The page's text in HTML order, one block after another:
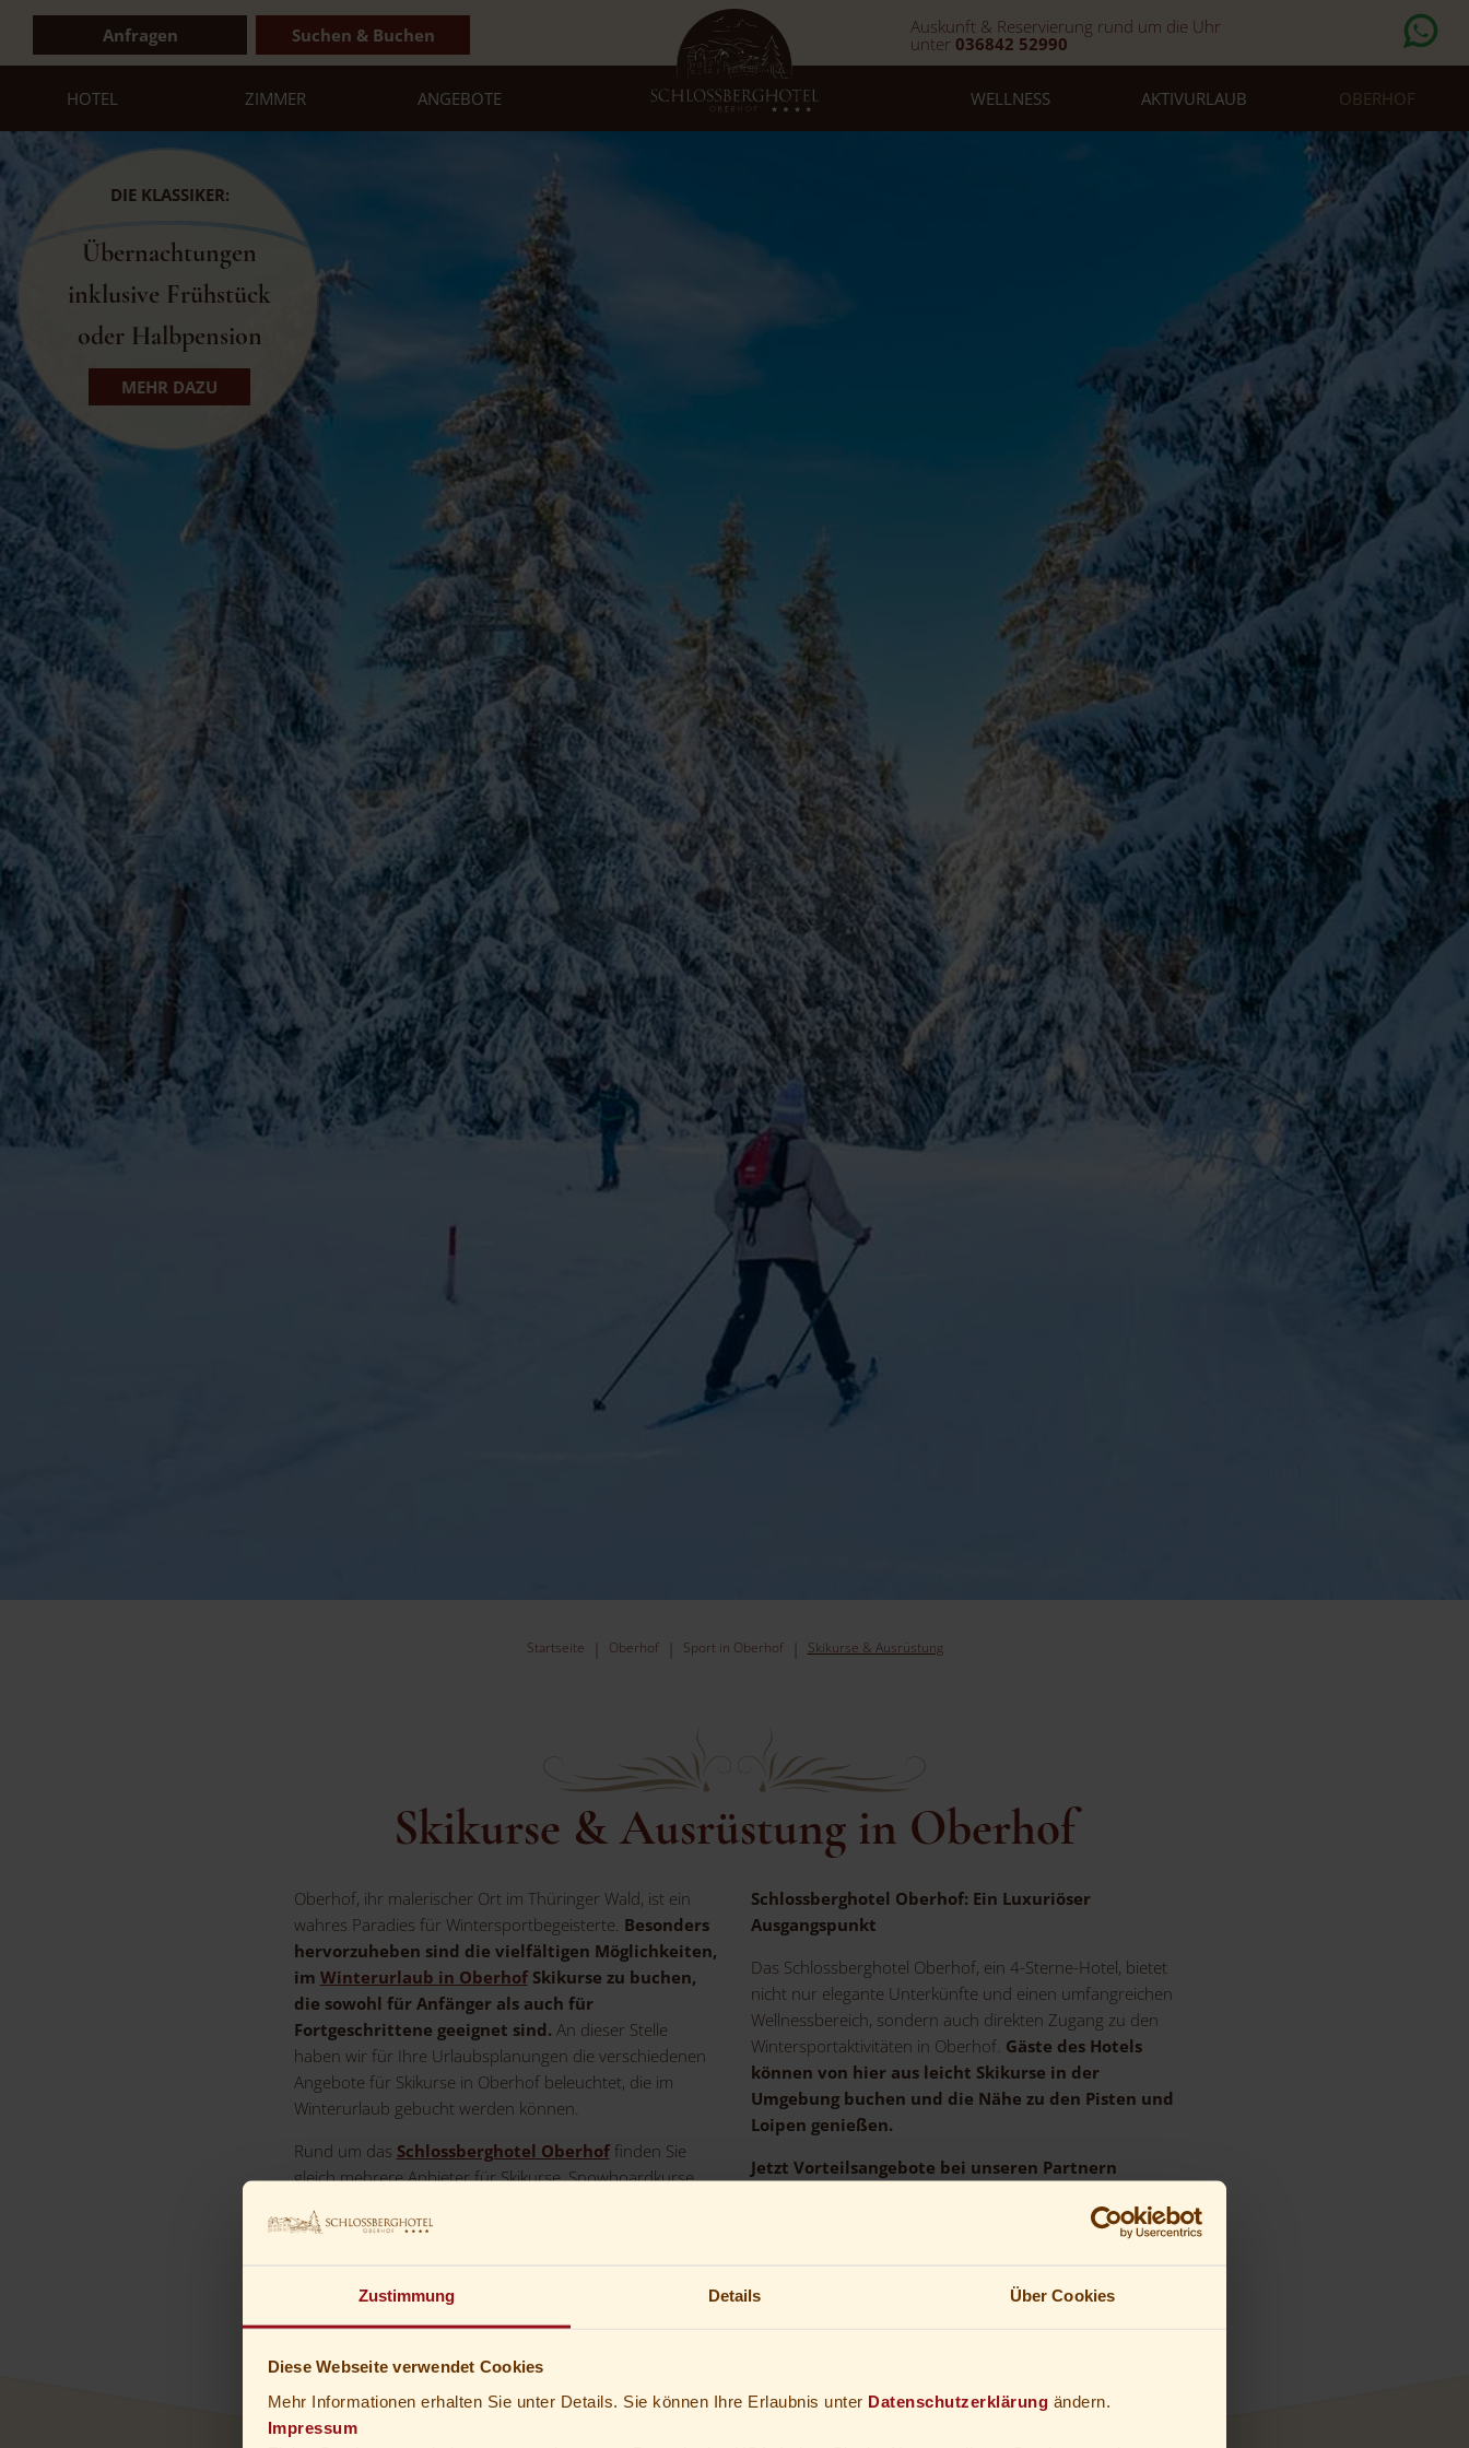
Zustimmung Details Über Cookies
Diese Webseite verwendet Cookies
Mehr Informationen erhalten Sie unter Details. Sie können Ihre Erlaubnis unter Datenschutzerklärung ändern.
Impressum
Anfragen Suchen & Buchen
Auskunft & Reservierung rund um die Uhr
unter 036842 52990
HOTEL ZIMMER ANGEBOTE WELLNESS AKTIVURLAUB OBERHOF
DIE KLASSIKER:
Übernachtungen
inklusive Frühstück
oder Halbpension
MEHR DAZU
Startseite Oberhof Sport in Oberhof Skikurse & Ausrüstung
Skikurse & Ausrüstung in Oberhof
Oberhof, ihr malerischer Ort im Thüringer Wald, ist ein
wahres Paradies für Wintersportbegeisterte. Besonders
hervorzuheben sind die vielfältigen Möglichkeiten,
im Winterurlaub in OberhofSkikurse zu buchen,
die sowohl für Anfänger als auch für
Fortgeschrittene geeignet sind. An dieser Stelle
haben wir für Ihre Urlaubsplanungen die verschiedenen
Angebote für Skikurse in Oberhof beleuchtet, die im
Winterurlaub gebucht werden können.
Rund um das Schlossberghotel Oberhoffinden Sie
gleich mehrere Anbieter für Skikurse, Snowboardkurse
Sport Luck und Sport 2000 Jeel
Schlossberghotel Oberhof: Ein Luxuriöser
Ausgangspunkt
Das Schlossberghotel Oberhof, ein 4-Sterne-Hotel, bietet
nicht nur elegante Unterkünfte und einen umfangreichen
Wellnessbereich, sondern auch direkten Zugang zu den
Wintersportaktivitäten in Oberhof. Gäste des Hotels
können von hier aus leicht Skikurse in der
Umgebung buchen und die Nähe zu den Pisten und
Loipen genießen.
Jetzt Vorteilsangebote bei unseren Partnern